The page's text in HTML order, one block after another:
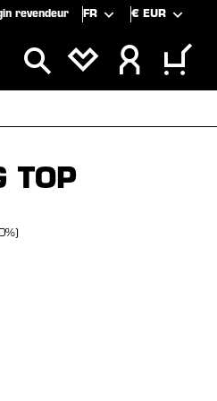
revendeur FR € EUR
TOP